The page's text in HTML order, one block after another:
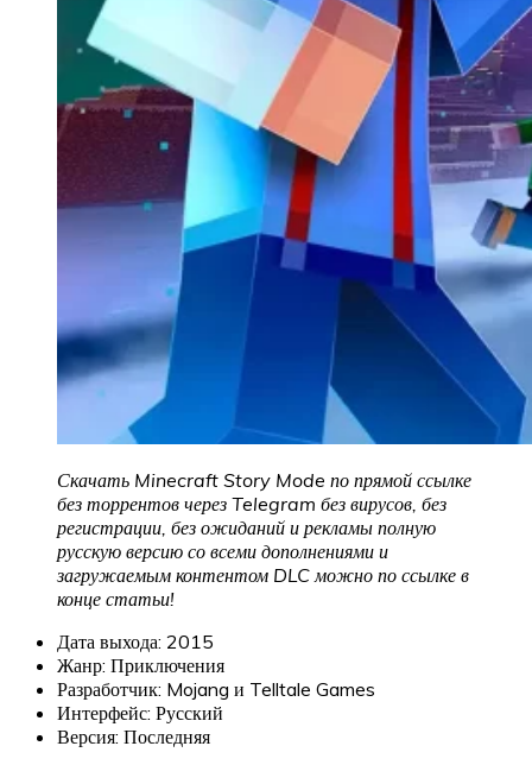
Скачать Minecraft Story Mode по прямой ссылке
без торрентов через Telegram без вирусов, без
регистрации, без ожиданий и рекламы полную
русскую версию со всеми дополнениями и
загружаемым контентом DLC можно по ссылке в
конце статьи!
Дата выхода: 2015
Жанр: Приключения
Разработчик: Mojang и Telltale Games
Интерфейс: Русский
Версия: Последняя